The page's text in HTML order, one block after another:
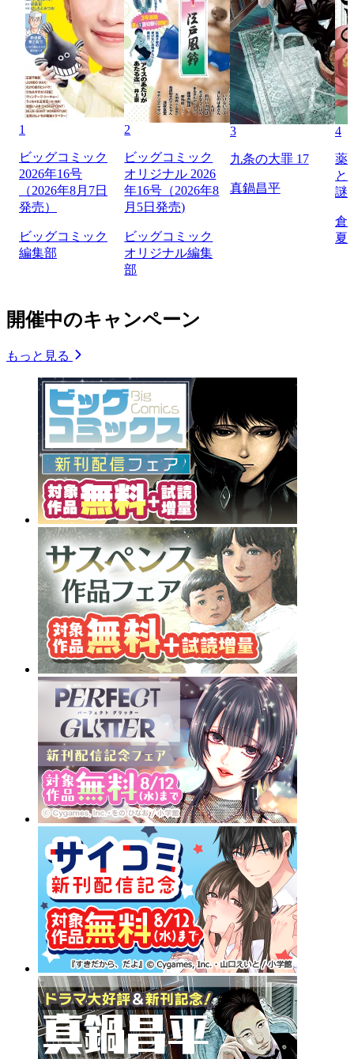
1
ビッグコミック
2026年16号
（2026年8月7日
発売）
ビッグコミック
編集部
2
ビッグコミック
オリジナル 2026
年16号（2026年8
月5日発売)
ビッグコミック
オリジナル編集
部
3
九条の大罪 17
真鍋昌平
4
薬
と
謎
倉
夏
開催中のキャンペーン
もっと見る